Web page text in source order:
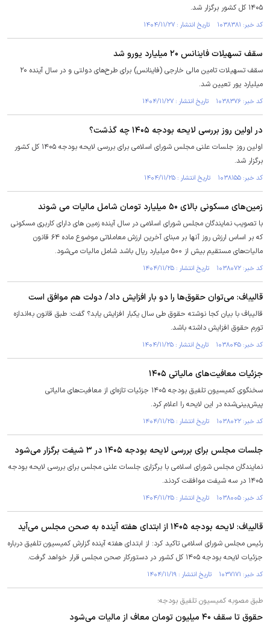
۱۴۰۵ کل کشور برگزار شد.
کد خبر: ۱۰۳۸۳۸۱ تاریخ انتشار : ۱۴۰۴/۱۱/۲۷
سقف تسهیلات فاینانس ۲۰ میلیارد یورو شد
سقف تسهیلات تامین مالی خارجی (فاینانس) برای طرح‌های دولتی و در سال آینده ۲۰
میلیارد یور تعیین شد.
کد خبر: ۱۰۳۸۳۷۶ تاریخ انتشار : ۱۴۰۴/۱۱/۲۷
در اولین روز بررسی لایحه بودجه ۱۴۰۵ چه گذشت؟
اولین روز جلسات علنی مجلس شورای اسلامی برای بررسی لایحه بودجه ۱۴۰۵ کل کشور
برگزار شد.
کد خبر: ۱۰۳۸۱۵۵ تاریخ انتشار : ۱۴۰۴/۱۱/۲۵
زمین‌های مسکونی بالای ۵۰ میلیارد تومان شامل مالیات می شوند
با تصویب نمایندگان مجلس شورای اسلامی در سال آینده زمین های دارای کاربری مسکونی
که بر اساس ارزش روز آنها بر مبنای آخرین ارزش معاملاتی موضوع ماده ۶۴ قانون
مالیات‌های مستقیم بیش از ۵۰۰ میلیارد ریال باشد شامل مالیات می‌شود.
کد خبر: ۱۰۳۸۰۷۲ تاریخ انتشار : ۱۴۰۴/۱۱/۲۵
قالیباف: می‌توان حقوق‌ها را دو بار افزایش داد/ دولت هم موافق است
قالیباف با بیان کجا نوشته حقوق طی سال یکبار افزایش یابد؟ گفت: طبق قانون به‌اندازه
تورم حقوق افزایش داشته باشد.
کد خبر: ۱۰۳۸۰۴۵ تاریخ انتشار : ۱۴۰۴/۱۱/۲۵
جزئیات معافیت‌های مالیاتی ۱۴۰۵
سخنگوی کمیسیون تلفیق بودجه ۱۴۰۵ جزئیات تازه‌ای از معافیت‌های مالیاتی
پیش‌بینی‌شده در این لایحه را اعلام کرد.
کد خبر: ۱۰۳۸۰۲۲ تاریخ انتشار : ۱۴۰۴/۱۱/۲۵
جلسات مجلس برای بررسی لایحه بودجه ۱۴۰۵ در ۳ شیفت برگزار می‌شود
نمایندگان مجلس شورای اسلامی با برگزاری جلسات علنی مجلس برای بررسی لایحه بودجه
۱۴۰۵ در سه شیفت موافقت کردند.
کد خبر: ۱۰۳۸۰۰۵ تاریخ انتشار : ۱۴۰۴/۱۱/۲۵
قالیباف: لایحه بودجه ۱۴۰۵ از ابتدای هفته آینده به صحن مجلس می‌آید
رئیس مجلس شورای اسلامی تاکید کرد: از ابتدای هفته آینده گزارش کمیسیون تلفیق درباره
جزئیات لایحه بودجه ۱۴۰۵ کل کشور در دستورکار صحن مجلس قرار خواهد گرفت.
کد خبر: ۱۰۳۷۱۷۱ تاریخ انتشار : ۱۴۰۴/۱۱/۱۹
طبق مصوبه کمیسیون تلفیق بودجه؛
حقوق تا سقف ۴۰ میلیون تومان معاف از مالیات می‌شود